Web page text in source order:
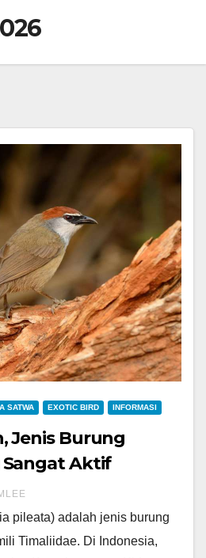
SATWA EXOTIC BIRD INFORMASI
Jenis Burung
Sangat Aktif
pileata) adalah jenis burung
Timaliidae. Di Indonesia,